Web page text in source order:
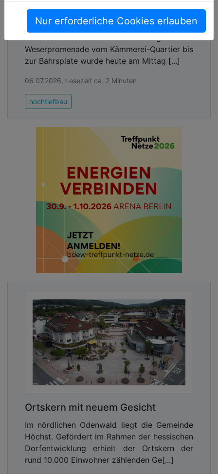
Nur erforderliche Cookies erlauben
eröffnet
Der Bremer Stadtteil Blumenthal ist um eine
Weserpromenade vom Kämmerei-Quartier bis
zur Bahrsplate wurde heute am Mittag [...]
06.07.2026, Lesezeit ca. 2 Minuten
hochtiefbau
Ortskern mit neuem Gesicht
Im nördlichen Odenwald liegt die Gemeinde
Höchst. Gefördert im Rahmen der hessischen
Dorfentwicklung erhielt der Ortskern der
rund 10.000 Einwohner zählenden Ge[...]